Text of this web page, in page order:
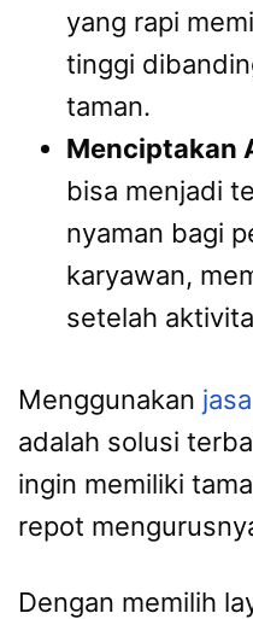
yang rapi
tinggi
taman.
Menciptakan
bisa menjadi
nyaman bagi
karyawan,
setelah
Menggunakan
adalah solusi
ingin memiliki
repot
Dengan memilih